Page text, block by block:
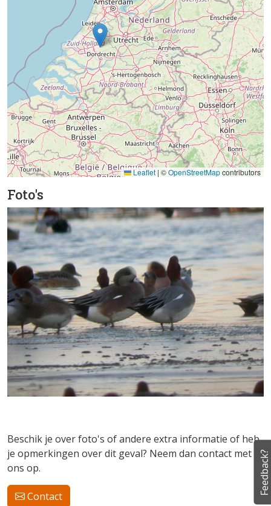
Leaflet| ©OpenStreetMapcontributors
Foto's
Beschik je over foto's of andere extra informatie of heb
je opmerkingen over dit geval? Neem dan contact met
ons op.
Contact
Feedback?